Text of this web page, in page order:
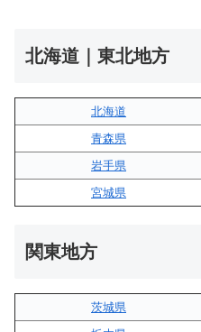
北海道｜東北地方
北海道
青森県
岩手県
宮城県
関東地方
茨城県